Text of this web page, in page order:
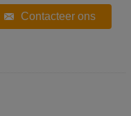
Contacteer ons